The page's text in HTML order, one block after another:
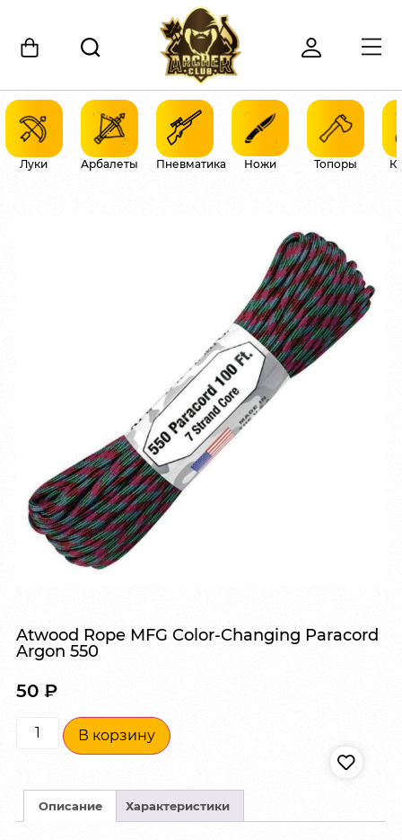
Луки Арбалеты Пневматика Ножи Топоры
Atwood Rope MFG Color-Changing Paracord
Argon 550
50 ₽
В корзину
Описание Характеристики